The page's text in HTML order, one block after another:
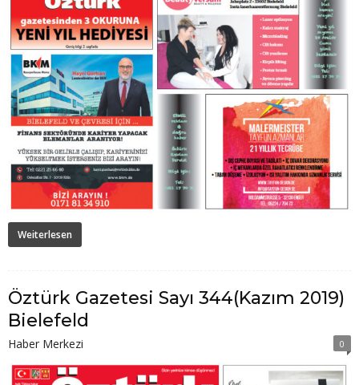
Weiterlesen
Öztürk Gazetesi Sayı 344(Kazım 2019)
Bielefeld
Haber Merkezi 0